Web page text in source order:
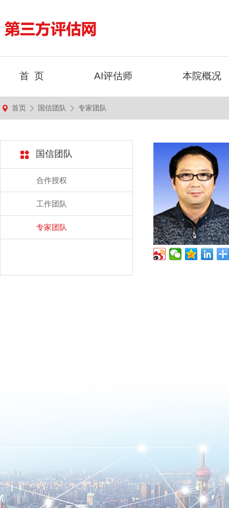
首 页 AI评估师 本院概况
首页 国信团队 专家团队
国信团队
合作授权
工作团队
专家团队